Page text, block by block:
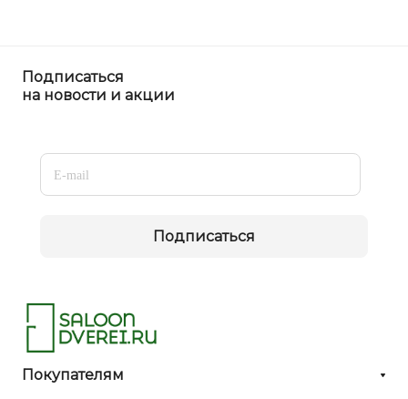
Подписаться
на новости и акции
Подписаться
Покупателям